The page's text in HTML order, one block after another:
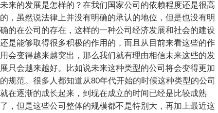
未来的发展是怎样的？在我们国家公司的依赖程度还是很高
的，虽然说法律上并没有明确的承认的地位，但是也没有明
确的在公司的存在，这样的一种公司经济发展和社会的建设
还是能够取得很多积极的作用的，而且从目前来看这些的作
用会变得越来越突出，那么我们就有理由相信未来这些的发
展只会越来越好。比如说未来这种类型的公司将会变得更加
的规范。很多人都知道从80年代开始的时候这种类型的公司
就在逐渐的成长起来，到现在成立的时间已经是比较成熟
了，但是这些公司整体的规模都不是特别大，再加上最近这